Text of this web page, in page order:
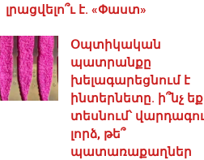
լրացվելո՞ւ է. «Փաստ»
Օպտիկական
պատրանքը
խելագարեցնում է
ինտերնետը. ի՞նչ եք
տեսնում՝
լորձ, թե՞
պատառաքաղներ